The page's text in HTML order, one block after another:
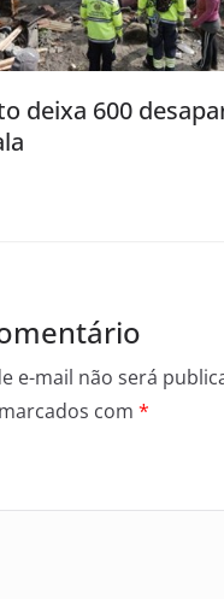
deixa 600
e-mail não será
com *